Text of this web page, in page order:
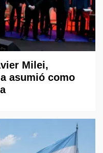
Milei,
asumió como